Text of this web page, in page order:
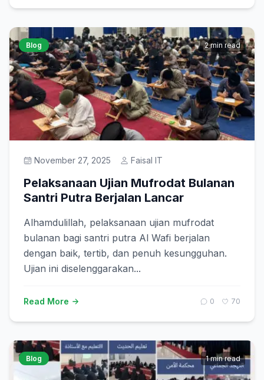
Blog 2 min read
November 27, 2025 Faisal IT
Pelaksanaan Ujian Mufrodat Bulanan
Santri Putra Berjalan Lancar
Alhamdulillah, pelaksanaan ujian mufrodat
bulanan bagi santri putra Al Wafi berjalan
dengan baik, tertib, dan penuh kesungguhan.
Ujian ini diselenggarakan...
Read More 0 70
Blog 1 min read